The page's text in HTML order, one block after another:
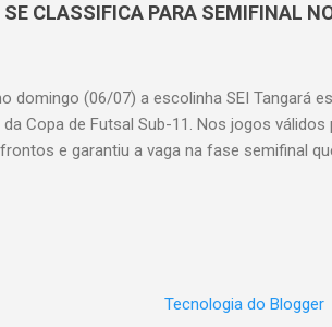
CLASSIFICA PARA SEMIFINAL
domingo (06/07) a escolinha SEI Tangará
Copa de Futsal Sub-11. Nos jogos
e garantiu a vaga na fase semifinal
os confrontos da fase semifinal.
Tecnologia do Blogger